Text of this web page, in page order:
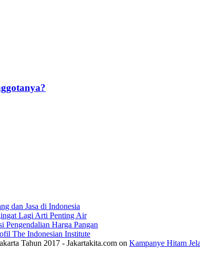
dan Jasa di Indonesia
Lagi Arti Penting Air
Pengendalian Harga Pangan
The Indonesian Institute
Tahun 2017 - Jakartakita.com on Kampanye Hitam